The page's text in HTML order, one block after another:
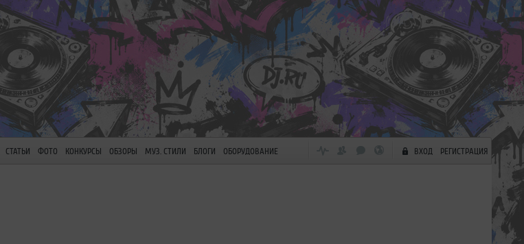
СТАТЬИ ФОТО КОНКУРСЫ ОБЗОРЫ МУЗ. СТИЛИ БЛОГИ ОБОРУДОВАНИЕ ВХОД РЕГИСТРАЦИЯ